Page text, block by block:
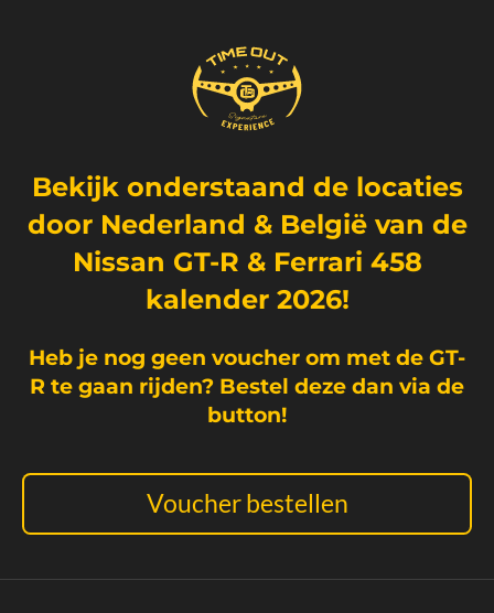
Bekijk onderstaand de locaties
door Nederland & Belgiëvan de
Nissan GT-R & Ferrari 458
kalender 2026!
Heb je nog geen voucher om met de GT-
R te gaan rijden? Bestel deze dan via de
button!
Voucher bestellen